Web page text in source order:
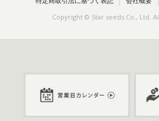
Copyright © Star seeds Co., Ltd.